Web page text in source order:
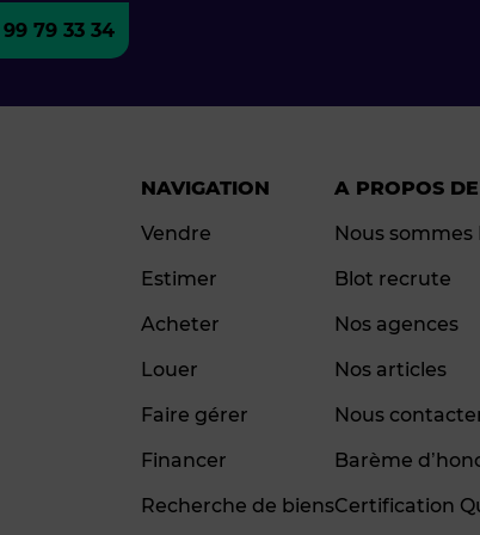
79 33 34
NAVIGATION
Vendre
Estimer
Acheter
Louer
Faire gérer
Financer
Recherche de biens
A PROPOS
Nous sommes
Blot recrute
Nos agences
Nos articles
Nous
Barème
Certification